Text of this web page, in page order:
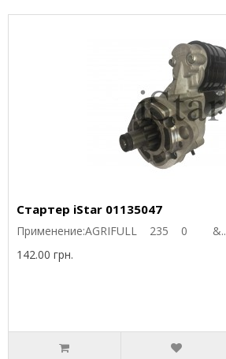
Стартер iStar 01135047
Применение:AGRIFULL 235 0 &..
142.00 грн.